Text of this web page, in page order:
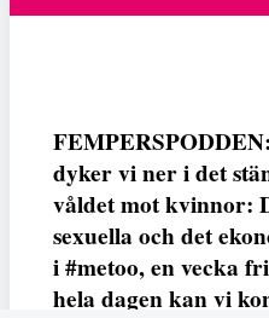
dyker vi ner i det
våldet mot kvinnor:
sexuella och det
i #metoo, en vecka
hela dagen kan vi